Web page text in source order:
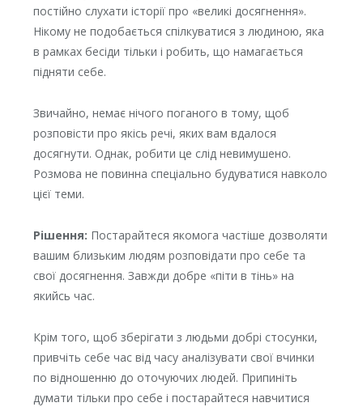
постійно слухати історії про «великі досягнення».
Нікому не подобається спілкуватися з людиною, яка
в рамках бесіди тільки і робить, що намагається
підняти себе.
Звичайно, немає нічого поганого в тому, щоб
розповісти про якісь речі, яких вам вдалося
досягнути. Однак, робити це слід невимушено.
Розмова не повинна спеціально будуватися навколо
цієї теми.
Рішення: Постарайтеся якомога частіше дозволяти
вашим близьким людям розповідати про себе та
свої досягнення. Завжди добре «піти в тінь» на
якийсь час.
Крім того, щоб зберігати з людьми добрі стосунки,
привчіть себе час від часу аналізувати свої вчинки
по відношенню до оточуючих людей. Припиніть
думати тільки про себе і постарайтеся навчитися